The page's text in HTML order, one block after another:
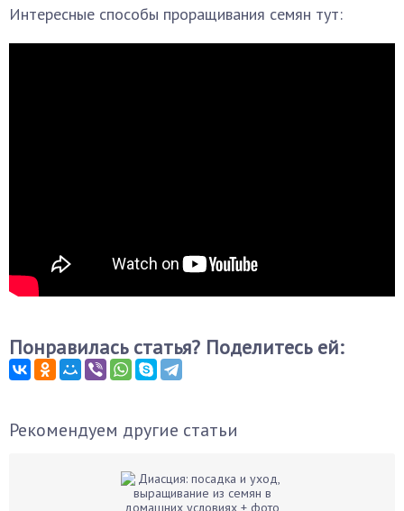
Интересные способы проращивания семян тут:
Понравилась статья? Поделитесь ей:
Рекомендуем другие статьи